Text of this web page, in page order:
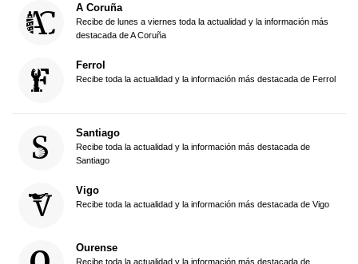
A Coruña
Recibe de lunes a viernes toda la actualidad y la información más
destacada de A Coruña
Ferrol
Recibe toda la actualidad y la información más destacada de Ferrol
Santiago
Recibe toda la actualidad y la información más destacada de
Santiago
Vigo
Recibe toda la actualidad y la información más destacada de Vigo
Ourense
Recibe toda la actualidad y la información más destacada de